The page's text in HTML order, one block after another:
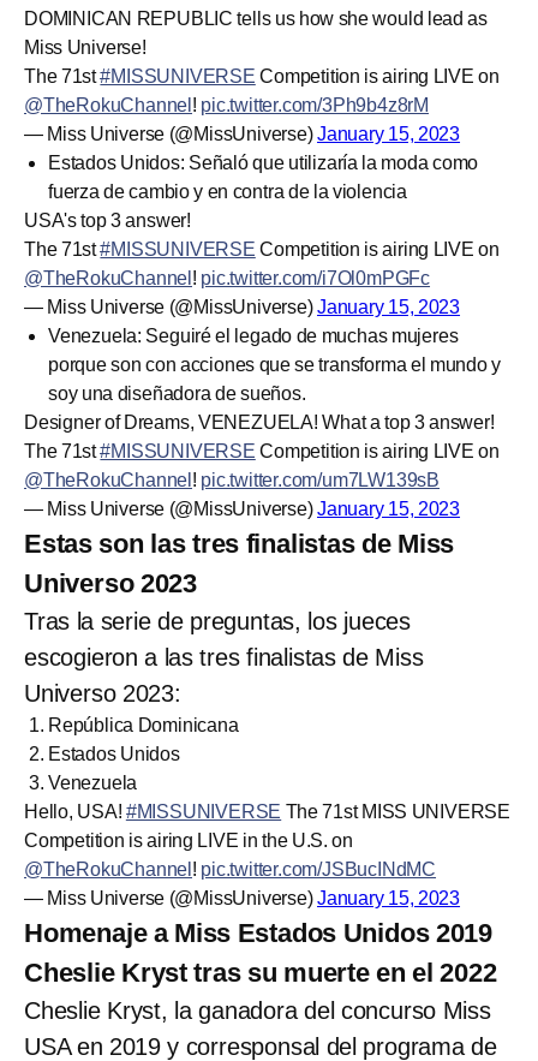
DOMINICAN REPUBLIC tells us how she would lead as
Miss Universe!
The 71st#MISSUNIVERSE Competition is airing LIVE on
@TheRokuChannel ! pic.twitter.com/3Ph9b4z8rM
— Miss Universe (@MissUniverse)January 15, 2023
Estados Unidos: Señaló que utilizaría la moda como
fuerza de cambio y en contra de la violencia
USA's top 3 answer!
The 71st#MISSUNIVERSE Competition is airing LIVE on
@TheRokuChannel ! pic.twitter.com/i7Ol0mPGFc
— Miss Universe (@MissUniverse)January 15, 2023
Venezuela: Seguiré el legado de muchas mujeres
porque son con acciones que se transforma el mundo y
soy una diseñadora de sueños.
Designer of Dreams, VENEZUELA! What a top 3 answer!
The 71st#MISSUNIVERSE Competition is airing LIVE on
@TheRokuChannel ! pic.twitter.com/um7LW139sB
— Miss Universe (@MissUniverse)January 15, 2023
Estas son las tres finalistas de Miss
Universo 2023
Tras la serie de preguntas, los jueces
escogieron a las tres finalistas de Miss
Universo 2023:
República Dominicana
Estados Unidos
Venezuela
Hello, USA! #MISSUNIVERSE The 71st MISS UNIVERSE
Competition is airing LIVE in the U.S. on
@TheRokuChannel ! pic.twitter.com/JSBucINdMC
— Miss Universe (@MissUniverse)January 15, 2023
Homenaje a Miss Estados Unidos 2019
Cheslie Kryst tras su muerte en el 2022
Cheslie Kryst, la ganadora del concurso Miss
USA en 2019 y corresponsal del programa de